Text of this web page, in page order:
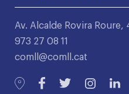
Av. Alcalde Rovira Roure,
973 27 08 11
comll@comll.cat